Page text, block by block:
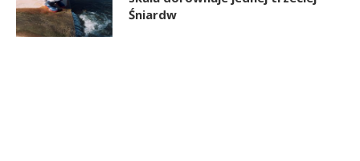
Śniardw